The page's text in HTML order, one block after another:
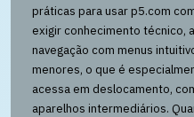
práticas para usar p5.com
exigir conhecimento técnico,
navegação com menus
menores, o que é
acessa em deslocamento,
aparelhos intermediários.